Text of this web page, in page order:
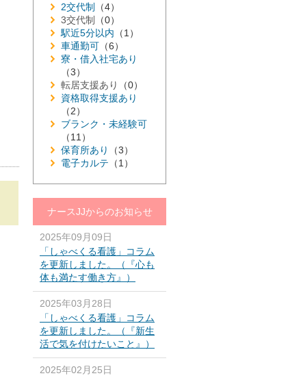
2交代制
（4）
3交代制
（0）
駅近5分以内 （1）
車通勤可 （6）
寮・借入社宅あり
（3）
転居支援あり
（0）
資格取得支援あり
（2）
ブランク・未経験可
（11）
保育所あり
（3）
電子カルテ （1）
ナースJJからのお知らせ
2025年09月09日
「しゃべくる看護」コラム
を更新しました。（『心も
体も満たす働き方』）
2025年03月28日
「しゃべくる看護」コラム
を更新しました。（『新生
活で気を付けたいこと』）
2025年02月25日